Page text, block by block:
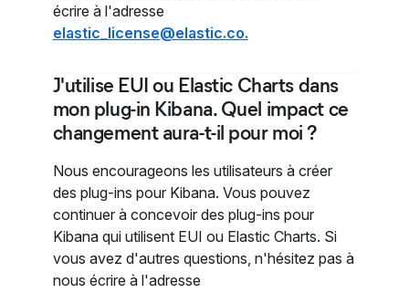
écrire à l'adresse
elastic_license@elastic.co.
J'utilise EUI ou Elastic Charts dans
mon plug-in Kibana. Quel impact ce
changement aura-t-il pour moi ?
Nous encourageons les utilisateurs à créer
des plug-ins pour Kibana. Vous pouvez
continuer à concevoir des plug-ins pour
Kibana qui utilisent EUI ou Elastic Charts. Si
vous avez d'autres questions, n'hésitez pas à
nous écrire à l'adresse